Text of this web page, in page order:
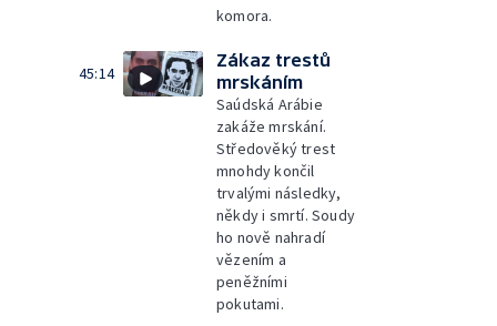
komora.
45:14
Zákaz trestů
mrskáním
Saúdská Arábie
zakáže mrskání.
Středověký trest
mnohdy končil
trvalými následky,
někdy i smrtí. Soudy
ho nově nahradí
vězením a
peněžními
pokutami.